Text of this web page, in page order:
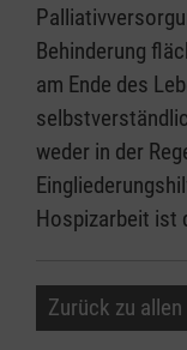
Behinderung
am Ende des
weder in der
Hospizarbeit ist
Zurück zu